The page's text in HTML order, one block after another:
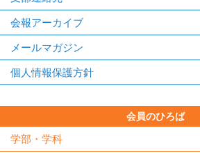
会報アーカイブ
メールマガジン
個人情報保護方針
会員のひろば
学部・学科